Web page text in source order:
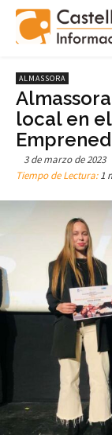
ALMASSORA
local en
3 de marzo de 2023
Tiempo de Lectura:1